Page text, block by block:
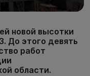
новой высотки
До этого девять
работ
области.